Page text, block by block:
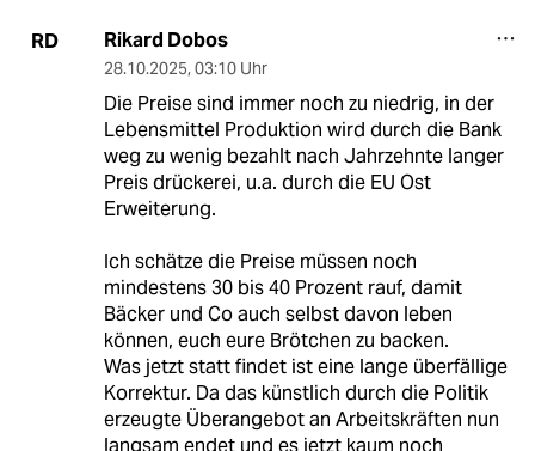
RD Rikard Dobos
28.10.2025, 03:10 Uhr
Die Preise sind immer noch zu niedrig, in der
Lebensmittel Produktion wird durch die Bank
weg zu wenig bezahlt nach Jahrzehnte langer
Preis drückerei, u.a. durch die EU Ost
Erweiterung.
Ich schätze die Preise müssen noch
mindestens 30 bis 40 Prozent rauf, damit
Bäcker und Co auch selbst davon leben
können, euch eure Brötchen zu backen.
Was jetzt statt findet ist eine lange überfällige
Korrektur. Da das künstlich durch die Politik
erzeugte Überangebot an Arbeitskräften nun
langsam endet und es jetzt kaum noch